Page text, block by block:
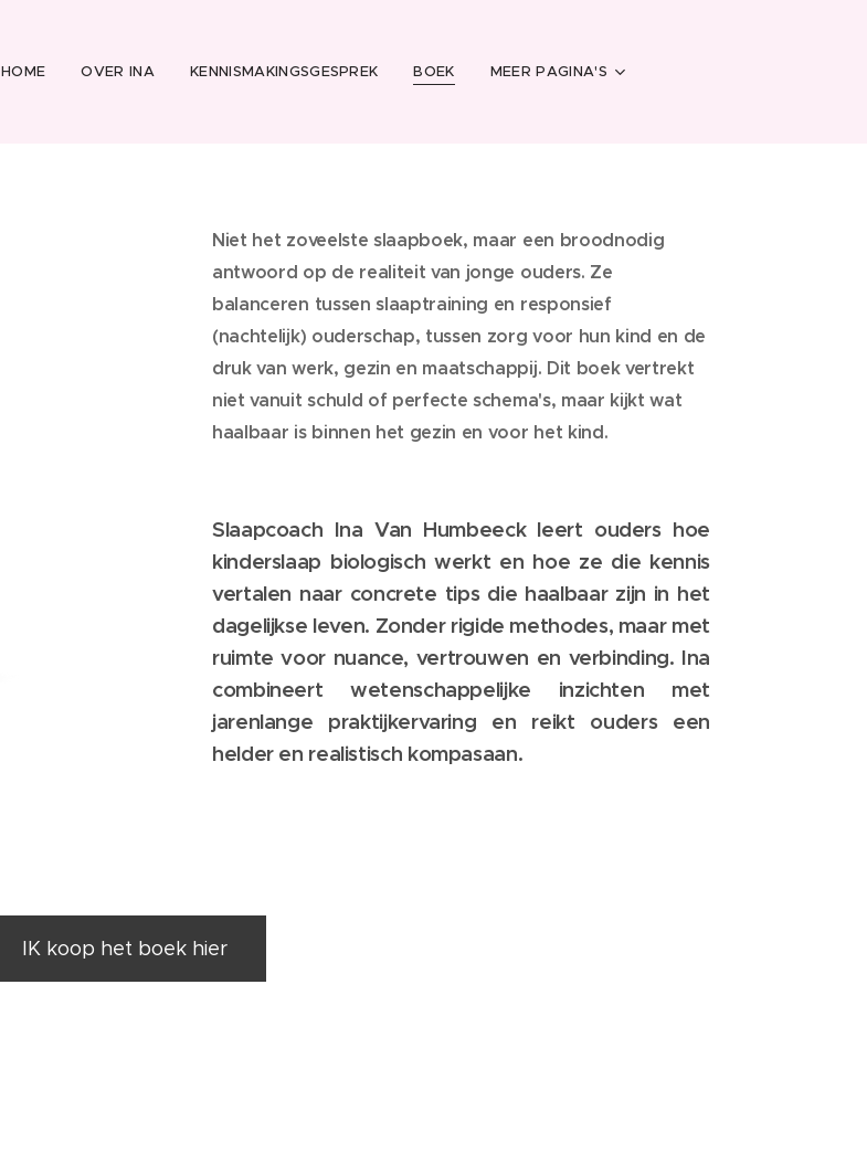
HOME OVER INA KENNISMAKINGSGESPREK BOEK MEER PAGINA'S
Niet het zoveelste slaapboek, maar een broodnodig
antwoord op de realiteit van jonge ouders. Ze
balanceren tussen slaaptraining en responsief
(nachtelijk) ouderschap, tussen zorg voor hun kind en de
druk van werk, gezin en maatschappij. Dit boek vertrekt
niet vanuit schuld of perfecte schema's, maar kijkt wat
haalbaar is binnen het gezin en voor het kind.
Slaapcoach Ina Van Humbeeck leert ouders hoe
kinderslaap biologisch werkt en hoe ze die kennis
vertalen naar concrete tips die haalbaar zijn in het
dagelijkse leven. Zonder rigide methodes, maar met
ruimte voor nuance, vertrouwen en verbinding. Ina
combineert wetenschappelijke inzichten met
jarenlange praktijkervaring en reikt ouders een
helder en realistisch kompasaan.
IK koop het boek hier